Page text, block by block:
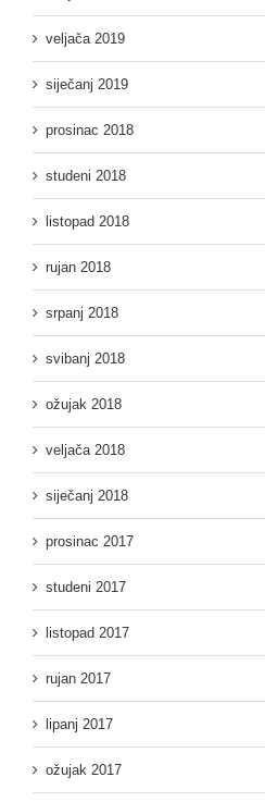
veljača 2019
siječanj 2019
prosinac 2018
studeni 2018
listopad 2018
rujan 2018
srpanj 2018
svibanj 2018
ožujak 2018
veljača 2018
siječanj 2018
prosinac 2017
studeni 2017
listopad 2017
rujan 2017
lipanj 2017
ožujak 2017